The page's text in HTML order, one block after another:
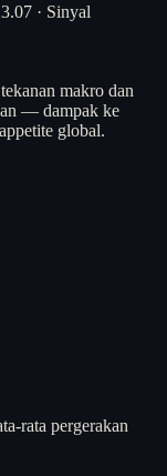
· Sinyal
makro dan
— dampak ke
global.
rata pergerakan